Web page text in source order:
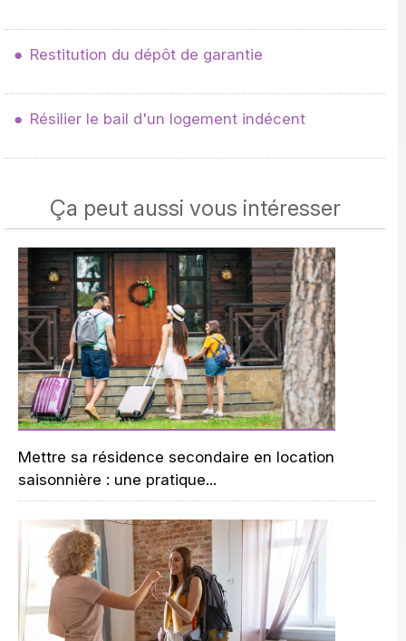
Restitution du dépôt de garantie
Résilier le bail d'un logement indécent
Ça peut aussi vous intéresser
Mettre sa résidence secondaire en location
saisonnière : une pratique...